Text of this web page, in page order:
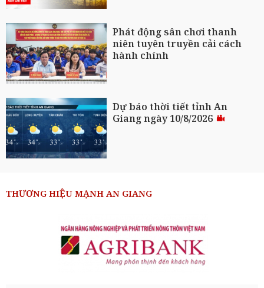
Phát động sân chơi thanh
niên tuyên truyền cải cách
hành chính
Dự báo thời tiết tỉnh An
Giang ngày 10/8/2026
THƯƠNG HIỆU MẠNH AN GIANG